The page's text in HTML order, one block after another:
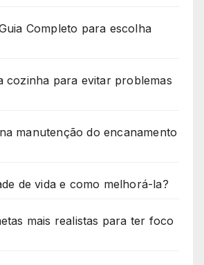
Completo para escolha
cozinha para evitar problemas
manutenção do encanamento
de vida e como melhorá-la?
mais realistas para ter foco